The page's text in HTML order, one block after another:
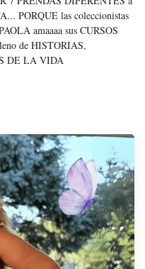
PORQUE las coleccionistas
amaaaa sus CURSOS
de HISTORIAS,
DE LA VIDA